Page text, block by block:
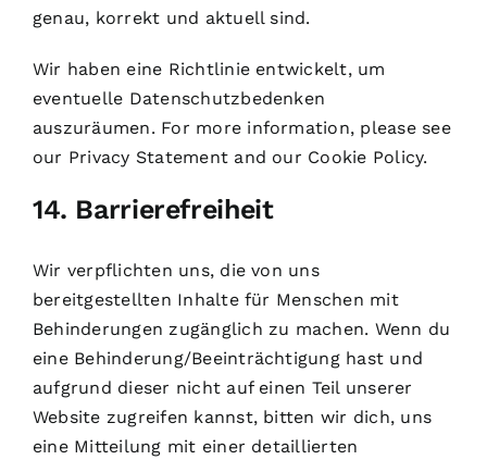
genau, korrekt und aktuell sind.
Wir haben eine Richtlinie entwickelt, um
eventuelle Datenschutzbedenken
auszuräumen. For more information, please see
our Privacy Statement and our Cookie Policy.
14. Barrierefreiheit
Wir verpflichten uns, die von uns
bereitgestellten Inhalte für Menschen mit
Behinderungen zugänglich zu machen. Wenn du
eine Behinderung/Beeinträchtigung hast und
aufgrund dieser nicht auf einen Teil unserer
Website zugreifen kannst, bitten wir dich, uns
eine Mitteilung mit einer detaillierten